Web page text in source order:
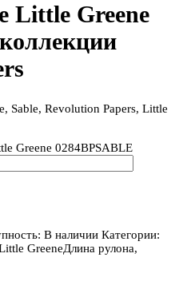
Little Greene
Sable, Revolution Papers, Little
Greene 0284BPSABLE
В наличии Категории:
GreeneДлина рулона,